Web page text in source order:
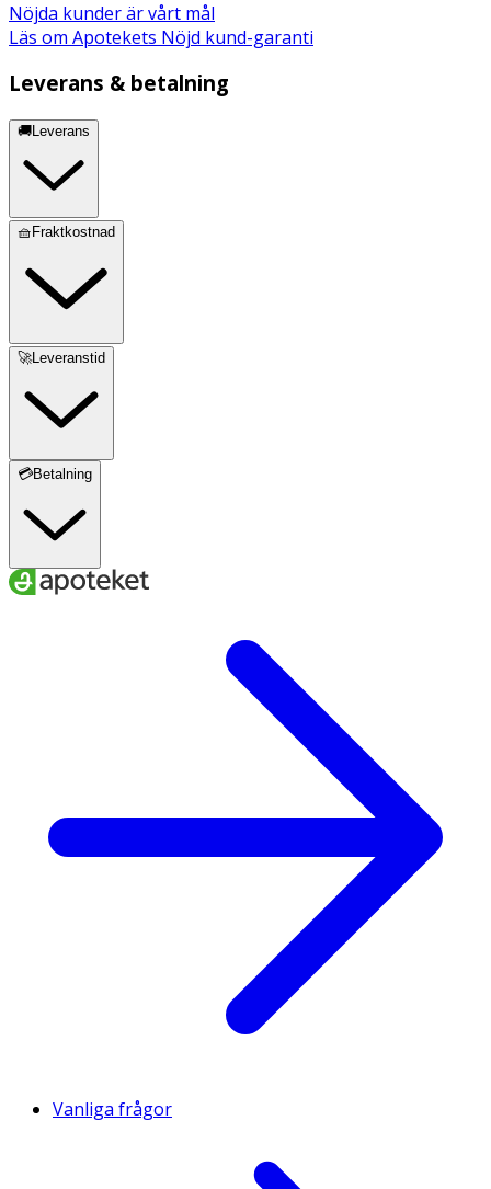
* Dagligt referensintag. ** DRI ej fastställd
Innehåll
MSM (methylsulfonylmethan), vitamin c(askorbinsyra),
(magnesiumsalter av fettsyror), biotin(d-biotin),
vegetabilisk kapsel (HPMC).
Nöjda kunder är vårt mål
Läs om Apotekets Nöjd kund-garanti
Leverans & betalning
🚚Leverans
🧺Fraktkostnad
🚀Leveranstid
💳Betalning
Vanliga frågor